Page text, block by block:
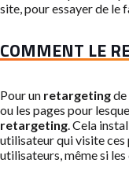
site, pour essayer de le
COMMENT LE
Pour un retargeting
ou les pages pour
retargeting. Cela
utilisateur qui visite ces
utilisateurs, même si